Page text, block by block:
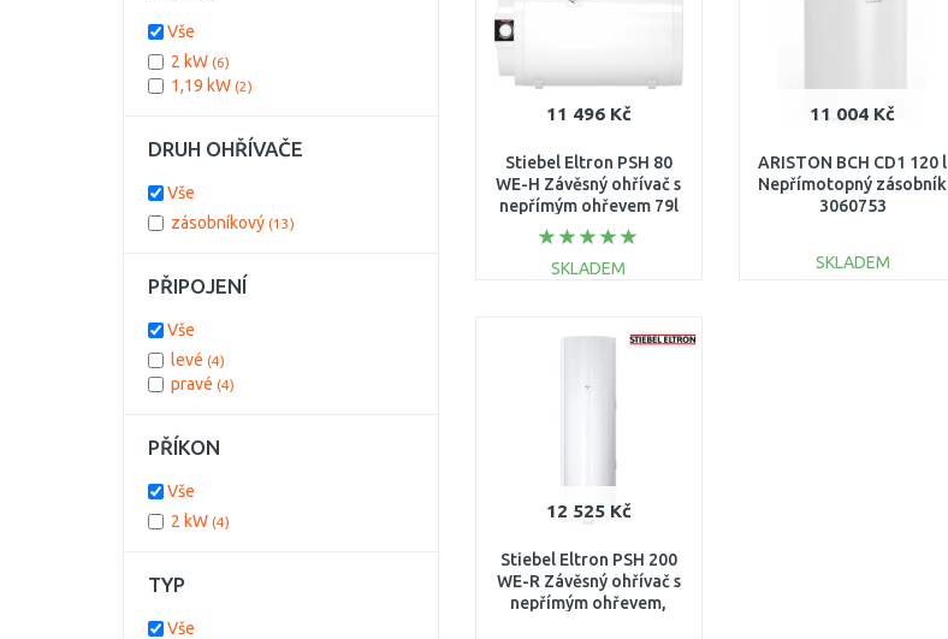
11 496 Kč
Stiebel Eltron PSH 80
WE-H Závěsný ohřívač s
nepřímým ohřevem 79l
2kW 236238
SKLADEM
11 004 Kč
ARISTON BCH CD1 120 l
Nepřímotopný zásobník
3060753
SKLADEM
12 525 Kč
Stiebel Eltron PSH 200
WE-R Závěsný ohřívač s
nepřímým ohřevem,
Vše
2 kW (6)
1,19 kW (2)
DRUH OHŘÍVAČE
Vše
zásobníkový (13)
PŘIPOJENÍ
Vše
levé (4)
pravé (4)
PŘÍKON
Vše
2 kW (4)
TYP
Vše